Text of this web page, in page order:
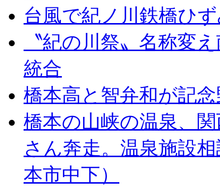
台風で紀ノ川鉄橋ひ
〝紀の川祭〟名称変
統合
橋本高と智弁和が記
橋本の山峡の温泉、
さん奔走。温泉施設
本市中下）